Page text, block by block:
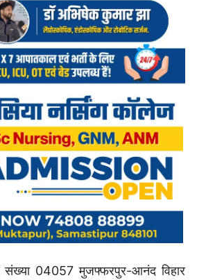
संख्या 04057 मुजफ्फरपुर-आनंद विहार